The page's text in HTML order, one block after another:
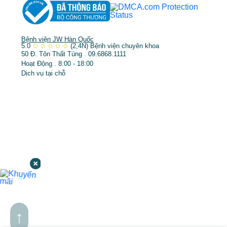
↑
Bệnh viện JW Hàn Quốc
5.0 ✩ ✩ ✩ ✩ ✩ (2,4N) Bệnh viện chuyên khoa
50 Đ. Tôn Thất Tùng . 09.6868.1111
Hoạt Động . 8:00 - 18:00
Dịch vụ tại chỗ